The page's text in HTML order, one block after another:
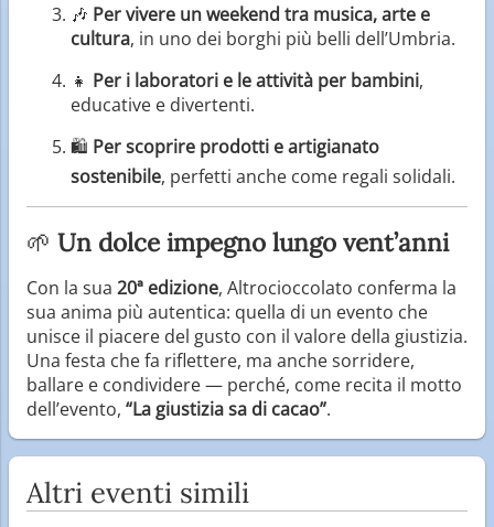
🎶 Per vivere un weekend tra musica, arte e
cultura, in uno dei borghi più belli dell’Umbria.
👧 Per i laboratori e le attività per bambini,
educative e divertenti.
🛍️ Per scoprire prodotti e artigianato
sostenibile, perfetti anche come regali solidali.
🌱 Un dolce impegno lungo vent’anni
Con la sua 20ª edizione, Altrocioccolato conferma la
sua anima più autentica: quella di un evento che
unisce il piacere del gusto con il valore della giustizia.
Una festa che fa riflettere, ma anche sorridere,
ballare e condividere — perché, come recita il motto
dell’evento, “La giustizia sa di cacao”.
Altri eventi simili